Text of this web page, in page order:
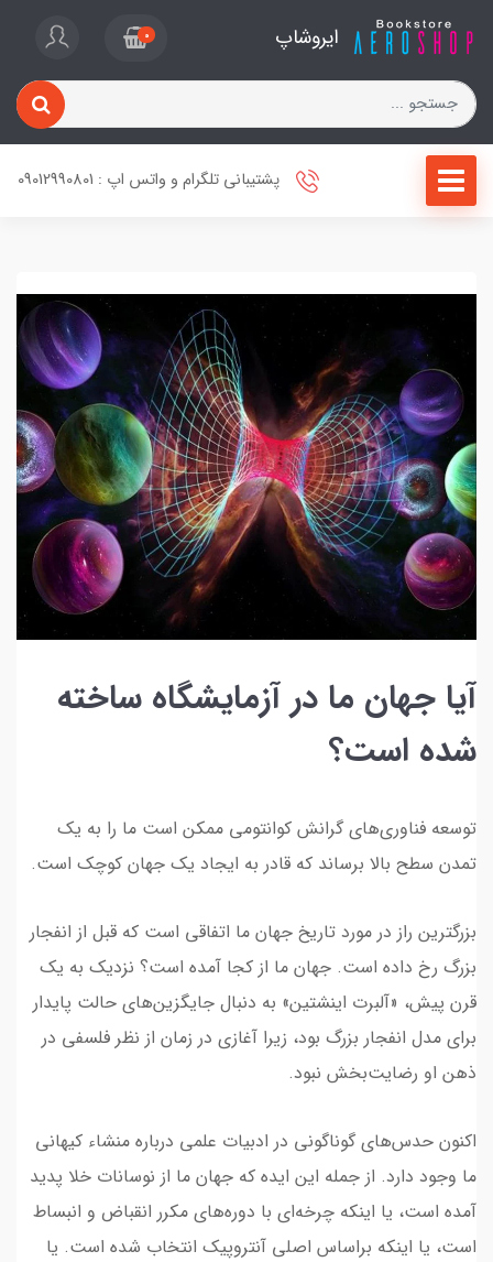
ایروشاپ 0
پشتیبانی تلگرام و واتس اپ : 09012990801
آیا جهان ما در آزمایشگاه ساخته
شده است؟
توسعه فناوری‌های گرانش کوانتومی ممکن است ما را به یک
تمدن سطح بالا برساند که قادر به ایجاد یک جهان کوچک است.
بزرگترین راز در مورد تاریخ جهان ما اتفاقی است که قبل از انفجار
بزرگ رخ داده است. جهان ما از کجا آمده است؟ نزدیک به یک
قرن پیش، «آلبرت اینشتین» به دنبال جایگزین‌های حالت پایدار
برای مدل انفجار بزرگ بود، زیرا آغازی در زمان از نظر فلسفی در
ذهن او رضایت‌بخش نبود.
اکنون حدس‌های گوناگونی در ادبیات علمی درباره منشاء کیهانی
ما وجود دارد. از جمله این ایده‌ که جهان ما از نوسانات خلا پدید
آمده است، یا اینکه چرخه‌ای با دوره‌های مکرر انقباض و انبساط
است، یا اینکه براساس اصلی آنتروپیک انتخاب شده است. یا